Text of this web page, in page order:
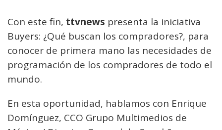
Con este fin, ttvnews presenta la iniciativa
Buyers: ¿Qué buscan los compradores?, para
conocer de primera mano las necesidades de
programación de los compradores de todo el
mundo.
En esta oportunidad, hablamos con Enrique
Domínguez, CCO Grupo Multimedios de